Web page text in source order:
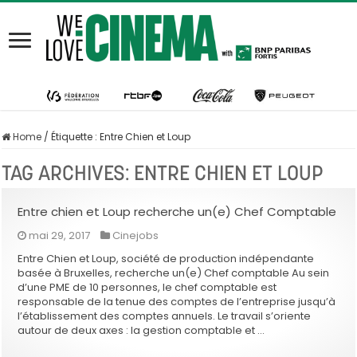
Home / Étiquette :Entre Chien et Loup
TAG ARCHIVES: ENTRE CHIEN ET LOUP
Entre chien et Loup recherche un(e) Chef Comptable
mai 29, 2017
Cinejobs
Entre Chien et Loup, société de production indépendante
basée à Bruxelles, recherche un(e) Chef comptable Au sein
d’une PME de 10 personnes, le chef comptable est
responsable de la tenue des comptes de l’entreprise jusqu’à
l’établissement des comptes annuels. Le travail s’oriente
autour de deux axes : la gestion comptable et …